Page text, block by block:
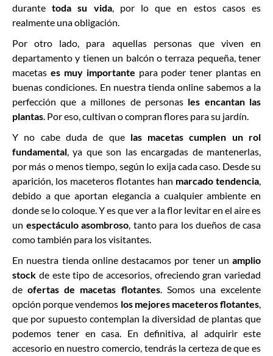
durantetoda su vida, por lo que en estos casos es
realmente una obligación.
Por otro lado, para aquellas personas que viven en
departamento y tienen un balcón o terraza pequeña, tener
macetas es muy importante para poder tener plantas en
buenas condiciones. En nuestra tienda online sabemos a la
perfección que a millones de personas les encantan las
plantas. Por eso, cultivan o compran flores para su jardín.
Y no cabe duda de que las macetas cumplen un rol
fundamental, ya que son las encargadas de mantenerlas,
por más o menos tiempo, según lo exija cada caso. Desde su
aparición, los maceteros flotantes han marcado tendencia,
debido a que aportan elegancia a cualquier ambiente en
donde se lo coloque. Y es que ver a la flor levitar en el aire es
un espectáculo asombroso, tanto para los dueños de casa
como también para los visitantes.
En nuestra tienda online destacamos por tener un amplio
stock de este tipo de accesorios, ofreciendo gran variedad
deofertas de macetas flotantes. Somos una excelente
opción porque vendemos los mejores maceteros flotantes,
que por supuesto contemplan la diversidad de plantas que
podemos tener en casa. En definitiva, al adquirir este
accesorio en nuestro comercio, tendrás la certeza de que es